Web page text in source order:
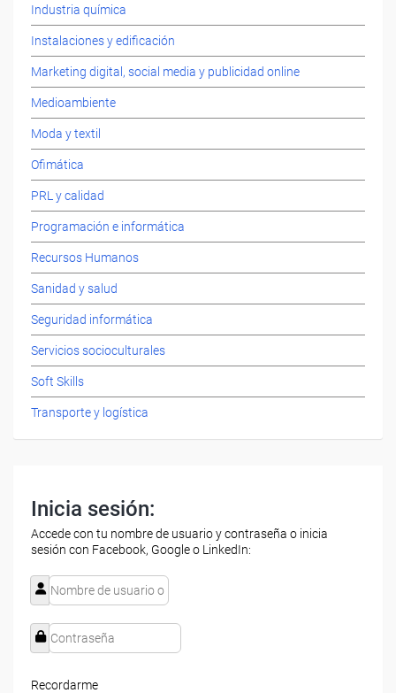
Industria química
Instalaciones y edificación
Marketing digital, social media y publicidad online
Medioambiente
Moda y textil
Ofimática
PRL y calidad
Programación e informática
Recursos Humanos
Sanidad y salud
Seguridad informática
Servicios socioculturales
Soft Skills
Transporte y logística
Inicia sesión:
Accede con tu nombre de usuario y contraseña o inicia
sesión con Facebook, Google o LinkedIn:
Recordarme